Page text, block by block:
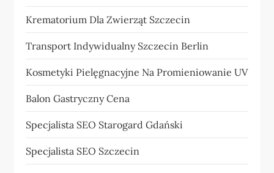
Krematorium Dla Zwierząt Szczecin
Transport Indywidualny Szczecin Berlin
Kosmetyki Pielęgnacyjne Na Promieniowanie UV
Balon Gastryczny Cena
Specjalista SEO Starogard Gdański
Specjalista SEO Szczecin